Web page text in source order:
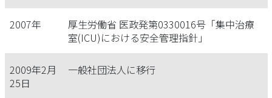
2007年
厚生労働省 医政発第0330016号「集中治療
室(ICU)における安全管理指針」
2009年2月
25日
一般社団法人に移行